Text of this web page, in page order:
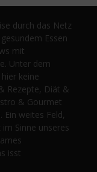
durch das Netz
Essen
mit
Unter dem
keine
Rezepte, Diät &
& Gourmet
Ein weites Feld,
Sinne unseres
isst